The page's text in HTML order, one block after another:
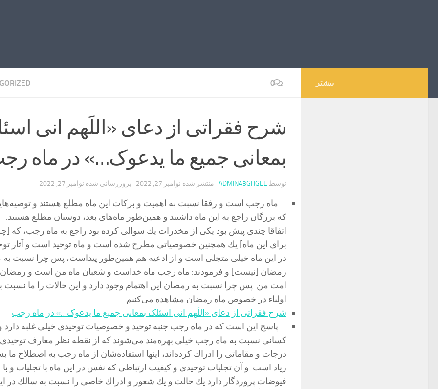
0
شرح فقراتی از دعای «اللَهم انی
بمعانی جمیع ما یدعوک…» در ماه
توسط ADMIN43GHGEE · منتشر شده نوامبر 27, 2022 · بروزرسانی شده نوامبر 27, 2022
ماه رجب است و رفقا نسبت به اهمیت و بركات این ماه مطلع هستند و
كه بزرگان راجع به این ماه داشتند و همین‌طور ماه‌های بعد، دوستان مطلع هستند.
اتفاقا چندی پیش بود یكی از مخدرات یك سوالی كرده بود راجع به ماه رجب، كه
برای این ماه‌] یك همچنین خصوصیاتی مطرح شده است و ماه توحید است و آثار
در این ماه خیلی متجلی است و از ادعیه هم همین‌طور پیداست، پس چرا نسبت به
رمضان [نیست‌] و فرمودند: ماه رجب ماه خداست و شعبان ماه من است و رمضان
امت من. پس چرا نسبت به رمضان این اهتمام وجود دارد و این حالات را ما نسبت
اولیاء در خصوص ماه رمضان مشاهده می‌كنیم.
شرح فقراتی از دعای «اللَهم انی اسئلک بمعانی جمیع ما یدعوک…» در ماه رجب
پاسخ این است كه در ماه رجب جنبه توحید و خصوصیات توحیدی خیلی غلبه دارد
كسانی نسبت به ماه رجب خیلی بهره‌مند می‌شوند كه از نقطه نظر معارف توحیدی
درجات و مقاماتی را ادراك كرده‌اند، اینها استفاده‌شان از ماه رجب به اصطلاح ما
زیاد است. و آن تجلیات توحیدی و كیفیت ارتباطی كه نفس در این ماه با تجلیات و با
فیوضات پروردگار دارد یك حالت و یك شعور و ادراك خاصی را نسبت به سالك در
بیشتر